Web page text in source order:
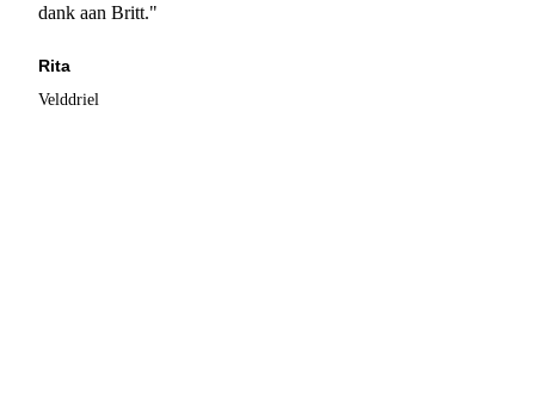
dank aan Britt."
Rita
Velddriel